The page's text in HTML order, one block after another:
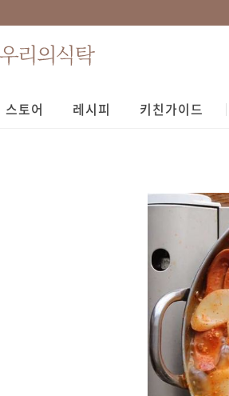
스토어 레시피 키친가이드